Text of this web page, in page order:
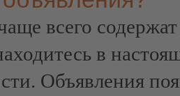
всего
в
Объявления